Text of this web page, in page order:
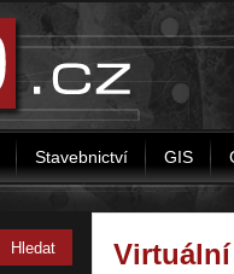
Stavebnictví GIS